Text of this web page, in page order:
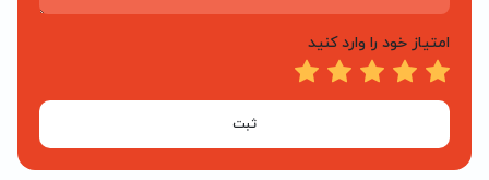
امتیاز خود را وارد کنید
ثبت